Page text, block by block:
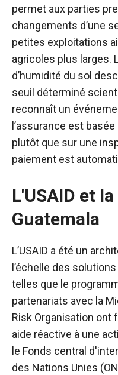
permet aux parties
changements d’une
petites exploitations
agricoles plus larges.
d’humidité du sol
seuil déterminé
reconnaît un
l’assurance est
plutôt que sur une
paiement est
L'USAID et
Guatemala
L’USAID a été un
l’échelle des
telles que le
partenariats avec la
Risk Organisation ont
aide réactive à une
le Fonds central
des Nations Unies